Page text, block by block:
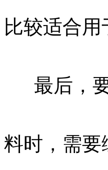
比较适合
最后，
料时，需要